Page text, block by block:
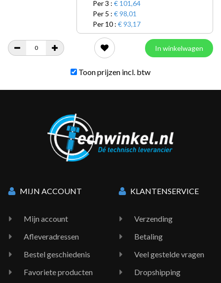
Per 3 : € 101,64
Per 5 : € 98,01
Per 10 : € 93,17
In winkelwagen
Toon prijzen incl. btw
MIJN ACCOUNT
Mijn account
Afleveradressen
Bestel geschiedenis
Favoriete producten
KLANTENSERVICE
Verzending
Betaling
Veel gestelde vragen
Dropshipping